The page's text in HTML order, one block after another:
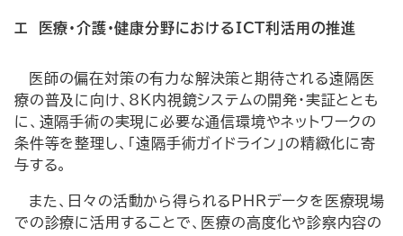
エ 医療・介護・健康分野におけるICT利活用の推進
医師の偏在対策の有力な解決策と期待される遠隔医
療の普及に向け、8 K 内視鏡システムの開発・実証ととも
に、遠隔手術の実現に必要な通信環境やネットワークの
条件等を整理し、「遠隔手術ガイドライン」の精緻化に寄
与する。
また、日々の活動から得られる PHRデータを医療現場
での診療に活用することで、医療の高度化や診察内容の